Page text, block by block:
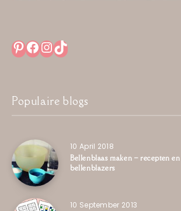
Pinterest
Facebook
Instagram
TikTok
Populaire blogs
10 April 2018
Bellenblaas maken – recepten
bellenblazers
10 September 2013